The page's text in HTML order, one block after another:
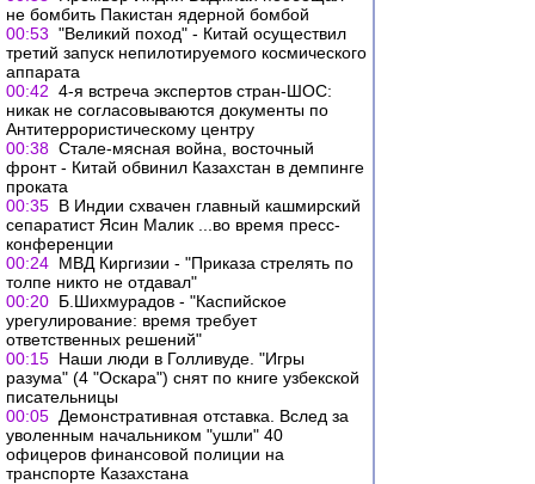
не бомбить Пакистан ядерной бомбой
00:53 "Великий поход" - Китай осуществил
третий запуск непилотируемого космического
аппарата
00:42 4-я встреча экспертов стран-ШОС:
никак не согласовываются документы по
Антитеррористическому центру
00:38 Стале-мясная война, восточный
фронт - Китай обвинил Казахстан в демпинге
проката
00:35 В Индии схвачен главный кашмирский
сепаратист Ясин Малик ...во время пресс-
конференции
00:24 МВД Киргизии - "Приказа стрелять по
толпе никто не отдавал"
00:20 Б.Шихмурадов - "Каспийское
урегулирование: время требует
ответственных решений"
00:15 Наши люди в Голливуде. "Игры
разума" (4 "Оскара") снят по книге узбекской
писательницы
00:05 Демонстративная отставка. Вслед за
уволенным начальником "ушли" 40
офицеров финансовой полиции на
транспорте Казахстана